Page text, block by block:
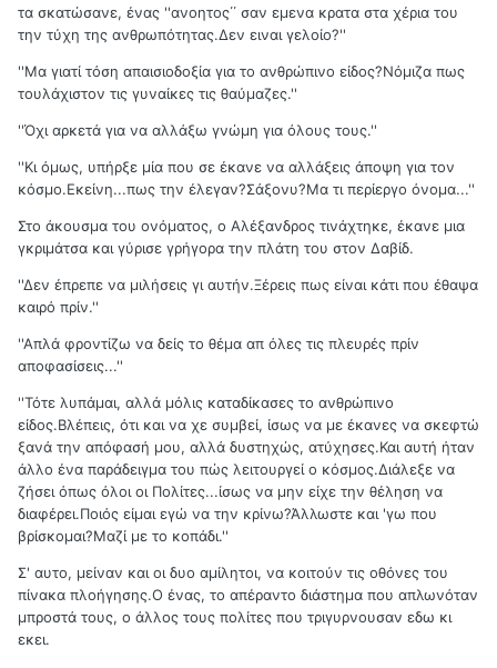
τα σκατώσανε, ένας ''ανοητος΄΄ σαν εμενα κρατα στα χέρια του
την τύχη της ανθρωπότητας.Δεν ειναι γελοίο?''
''Μα γιατί τόση απαισιοδοξία για το ανθρώπινο είδος?Νόμιζα πως
τουλάχιστον τις γυναίκες τις θαύμαζες.''
''Όχι αρκετά για να αλλάξω γνώμη για όλους τους.''
''Κι όμως, υπήρξε μία που σε έκανε να αλλάξεις άποψη για τον
κόσμο.Εκείνη...πως την έλεγαν?Σάξονυ?Μα τι περίεργο όνομα...''
Στο άκουσμα του ονόματος, ο Αλέξανδρος τινάχτηκε, έκανε μια
γκριμάτσα και γύρισε γρήγορα την πλάτη του στον Δαβίδ.
''Δεν έπρεπε να μιλήσεις γι αυτήν.Ξέρεις πως είναι κάτι που έθαψα
καιρό πρίν.''
''Απλά φροντίζω να δείς το θέμα απ όλες τις πλευρές πρίν
αποφασίσεις...''
''Τότε λυπάμαι, αλλά μόλις καταδίκασες το ανθρώπινο
είδος.Βλέπεις, ότι και να χε συμβεί, ίσως να με έκανες να σκεφτώ
ξανά την απόφασή μου, αλλά δυστηχώς, ατύχησες.Και αυτή ήταν
άλλο ένα παράδειγμα του πώς λειτουργεί ο κόσμος.Διάλεξε να
ζήσει όπως όλοι οι Πολίτες...ίσως να μην είχε την θέληση να
διαφέρει.Ποιός είμαι εγώ να την κρίνω?Άλλωστε και 'γω που
βρίσκομαι?Μαζί με το κοπάδι.''
Σ' αυτο, μείναν και οι δυο αμίλητοι, να κοιτούν τις οθόνες του
πίνακα πλοήγησης.Ο ένας, το απέραντο διάστημα που απλωνόταν
μπροστά τους, ο άλλος τους πολίτες που τριγυρνουσαν εδω κι
εκει.